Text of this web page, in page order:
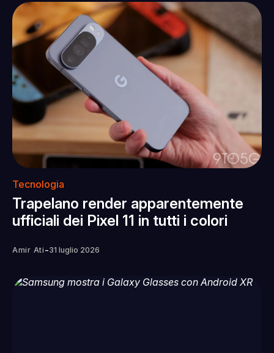
Tecnologia
Trapelano render apparentemente
ufficiali dei Pixel 11 in tutti i colori
Amir Ati -31 luglio 2026